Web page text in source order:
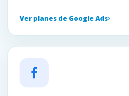
Ver planes de Google Ads